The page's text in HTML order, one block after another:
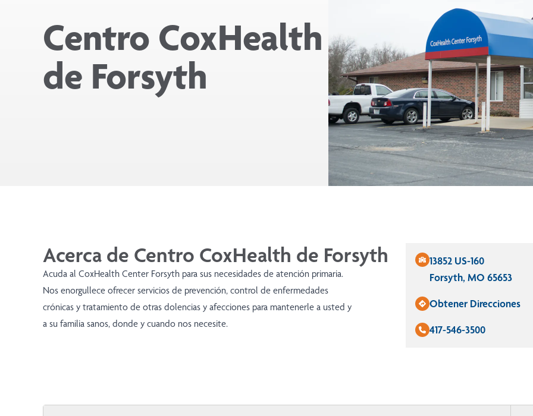
Centro CoxHealth
de Forsyth
Acerca de Centro CoxHealth de Forsyth
Acuda al CoxHealth Center Forsyth para sus necesidades de atención primaria.
Nos enorgullece ofrecer servicios de prevención, control de enfermedades
crónicas y tratamiento de otras dolencias y afecciones para mantenerle a usted y
a su familia sanos, donde y cuando nos necesite.
13852 US-160
Forsyth, MO 65653
Obtener Direcciones
417-546-3500